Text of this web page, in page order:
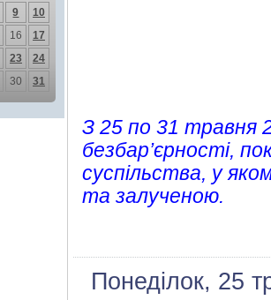
9
10
16
17
23
24
30 31
З 25 по 31 травня
безбар’єрності,
суспільства, у
та залученою.
Понеділок, 25